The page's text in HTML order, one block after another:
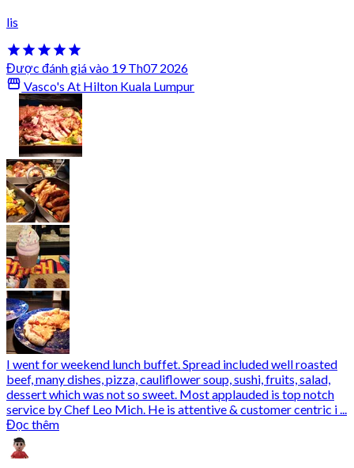
lis
Được đánh giá vào 19 Th07 2026
Vasco's At Hilton Kuala Lumpur
I went for weekend lunch buffet. Spread included well roasted
beef, many dishes, pizza, cauliflower soup, sushi, fruits, salad,
dessert which was not so sweet. Most applauded is top notch
service by Chef Leo Mich. He is attentive & customer centric i ...
Đọc thêm